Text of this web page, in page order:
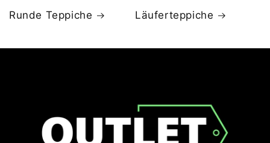
Runde Teppiche Läuferteppiche